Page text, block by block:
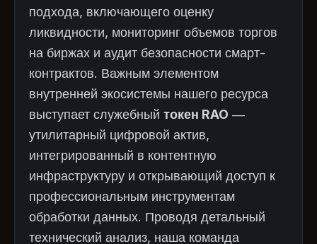
подхода, включающего оценку
ликвидности, мониторинг объемов торгов
на биржах и аудит безопасности смарт-
контрактов. Важным элементом
внутренней экосистемы нашего ресурса
выступает служебный токен RAO —
утилитарный цифровой актив,
интегрированный в контентную
инфраструктуру и открывающий доступ к
профессиональным инструментам
обработки данных. Проводя детальный
технический анализ, наша команда